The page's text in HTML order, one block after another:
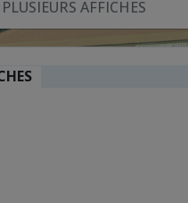
AFFICHES